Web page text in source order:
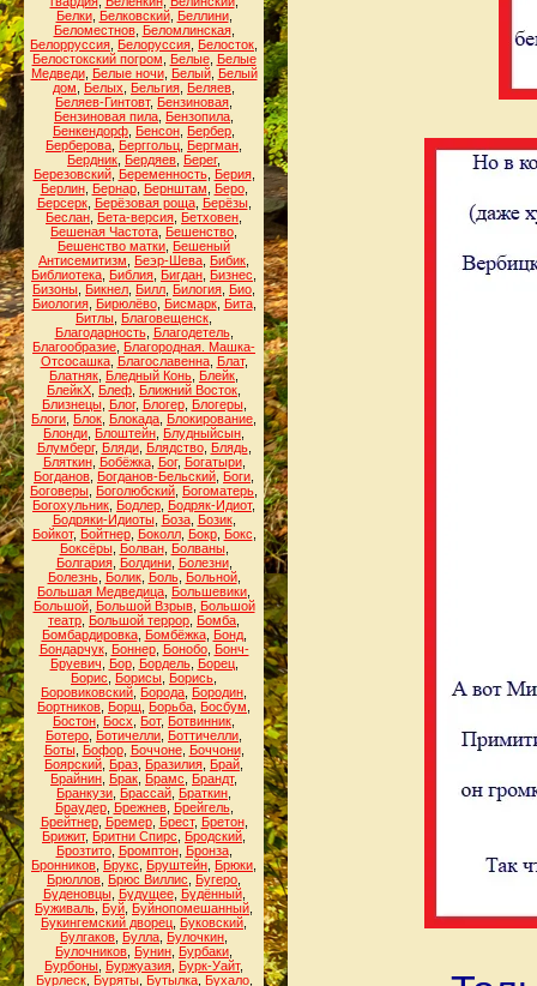
Белки, Белковский, Беллини,
Беломестнов, Беломлинская,
Белорруссия Белоруссия Белосток
Белостокский погром
Белые, Белые
Медведи, Белые ночи, Белый, Белый
дом
Белых Бельгия Беляев
Беляев-Гинтовт, Бензиновая
Бензиновая пила Бензопила
Бенкендорф Бенсон Бербер
Берберова Берггольц Бергман
Бердник Бердяев Берег,
Березовский, Беременность, Берия,
Берлин, Бернар, Бернштам Беро,
Берсерк, Берёзовая роща, Берёзы,
Беслан Бета-версия Бетховен
Бешеная Частота Бешенство
Бешенство матки Бешеный
Антисемитизм
Беэр-Шева Бибик
Библиотека Библия Бигдан Бизнес
Бизоны Бикнел Билл Билогия Био
Биология, Бирюлёво, Бисмарк, Бита,
Битлы Благовещенск
Благодарность, Благодетель,
Благообразие Благородная. Машка-
Отсосашка, Благославенна, Блат,
Блатняк Бледный Конь Блейк
БлейкХ Блеф Ближний Восток
Близнецы, Блог, Блогер, Блогеры,
Блоги Блок Блокада Блокирование
Блонди Блоштейн Блудныйсын
Блумберг, Бляди, Блядство, Блядь,
Бляткин, Бобёжка, Бог, Богатыри,
Богданов Богданов-Бельский Боги
Боговеры Боголюбский Богоматерь
Богохульник Бодлер Бодряк-Идиот,
Бодряки-Идиоты, Боза, Бозик,
Бойкот, Бойтнер, Боколл, Бокр, Бокс
Боксёры, Болван, Болваны,
Болгария, Болдини, Болезни,
Болезнь, Болик, Боль, Больной,
Большая Медведица Большевики
Большой, Большой Взрыв, Большой
театр Большой террор Бомба
Бомбардировка, Бомбёжка, Бонд,
Бондарчук, Боннер, Бонобо, Бонч-
Бруевич
Бор, Бордель, Борец,
Борис
Борисы Борись
Боровиковский Борода Бородин
Бортников Борщ Борьба Босбум
Бостон Босх Бот, Ботвинник
Ботеро Ботичелли Боттичелли
Боты, Бофор, Боччоне, Боччони,
Боярский Браз Бразилия Брай
Брайнин Брак Брамс Брандт,
Бранкузи Брассай Браткин
Браудер, Брежнев, Брейгель,
Брейтнер, Бремер, Брест, Бретон,
Брижит, Бритни Спирс Бродский
Брозтито, Бромптон, Бронза,
Бронников Брукс Бруштейн Брюки
Брюллов Брюс Виллис Бугеро
Буденовцы, Будущее, Будённый,
Буживаль Буй Буйнопомешанный
Букингемский дворец Буковский
Булгаков Булла Булочкин
Булочников Бунин Бурбаки
Бурбоны Буржуазия Бурк-Уайт,
Бурлеск, Буряты, Бутылка, Бухало,